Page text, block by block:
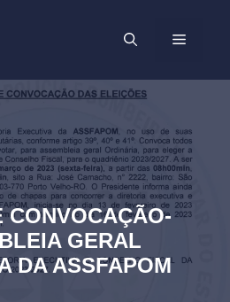
MENU
CONVOCAÇÃO-
GERAL
DA ASSFAPOM